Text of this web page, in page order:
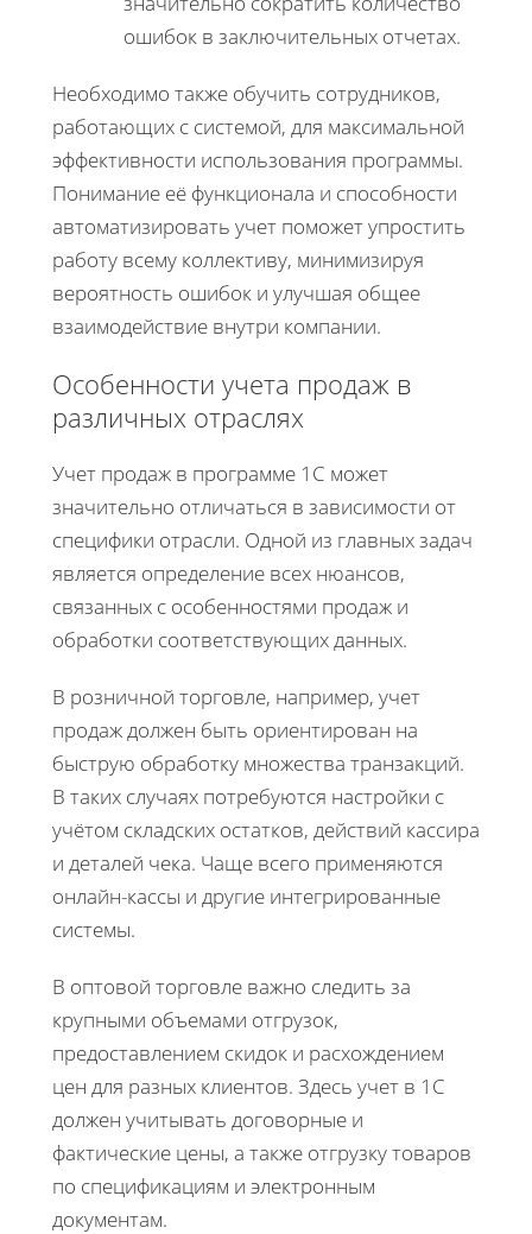
ошибок в заключительных отчетах.
Необходимо также обучить сотрудников,
работающих с системой, для максимальной
эффективности использования программы.
Понимание её функционала и способности
автоматизировать учет поможет упростить
работу всему коллективу, минимизируя
вероятность ошибок и улучшая общее
взаимодействие внутри компании.
Особенности учета продаж в
различных отраслях
Учет продаж в программе 1С может
значительно отличаться в зависимости от
специфики отрасли. Одной из главных задач
является определение всех нюансов,
связанных с особенностями продаж и
обработки соответствующих данных.
В розничной торговле, например, учет
продаж должен быть ориентирован на
быструю обработку множества транзакций.
В таких случаях потребуются настройки с
учётом складских остатков, действий кассира
и деталей чека. Чаще всего применяются
онлайн-кассы и другие интегрированные
системы.
В оптовой торговле важно следить за
крупными объемами отгрузок,
предоставлением скидок и расхождением
цен для разных клиентов. Здесь учет в 1С
должен учитывать договорные и
фактические цены, а также отгрузку товаров
по спецификациям и электронным
документам.